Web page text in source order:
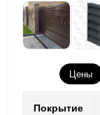
Цены
Покрытие